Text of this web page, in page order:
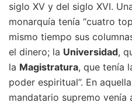
siglo XV y del siglo XVI.
monarquía tenía “cuatro
mismo tiempo sus
el dinero; la Universidad,
la Magistratura, que tenía
poder espiritual”. En
mandatario supremo